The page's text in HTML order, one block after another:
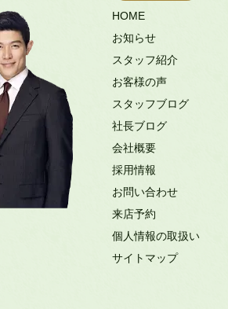
HOME
お知らせ
スタッフ紹介
お客様の声
スタッフブログ
社長ブログ
会社概要
採用情報
お問い合わせ
来店予約
個人情報の取扱い
サイトマップ